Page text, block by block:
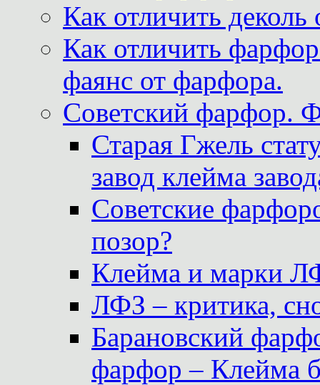
Как отличить
Как отличить
фаянс от фарфора.
Советский фарфор.
Старая Гжель
завод клейма
Советские
позор?
Клейма и марки
ЛФЗ – критика,
Барановский
фарфор – Клейма